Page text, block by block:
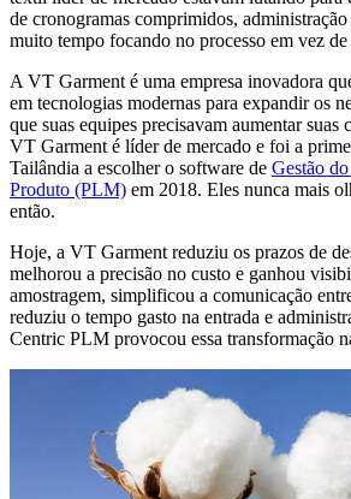
de cronogramas comprimidos, administração
muito tempo focando no processo em vez
A VT Garment é uma empresa inovadora
em tecnologias modernas para expandir os
que suas equipes precisavam aumentar suas
VT Garment é líder de mercado e foi a
Tailândia a escolher o software de Gestão
Produto (PLM) em 2018. Eles nunca mais
então.
Hoje, a VT Garment reduziu os prazos de
melhorou a precisão no custo e ganhou
amostragem, simplificou a comunicação
reduziu o tempo gasto na entrada e
Centric PLM provocou essa transformação